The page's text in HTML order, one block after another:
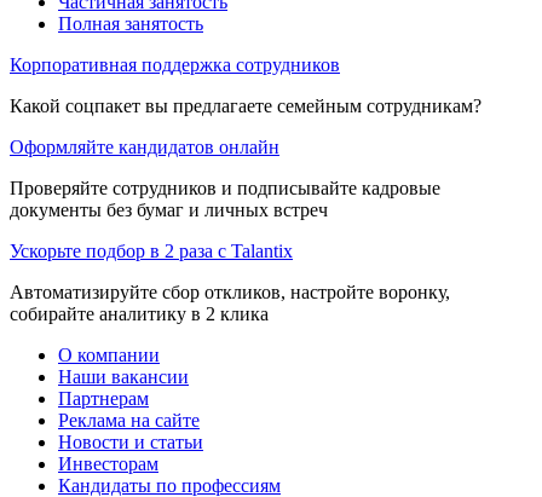
Полная занятость
Корпоративная поддержка сотрудников
Какой соцпакет вы предлагаете семейным сотрудникам?
Оформляйте кандидатов онлайн
Проверяйте сотрудников и подписывайте кадровые
документы без бумаг и личных встреч
Ускорьте подбор в 2 раза с Talantix
Автоматизируйте сбор откликов, настройте воронку,
собирайте аналитику в 2 клика
О компании
Наши вакансии
Партнерам
Реклама на сайте
Новости и статьи
Инвесторам
Кандидаты по профессиям